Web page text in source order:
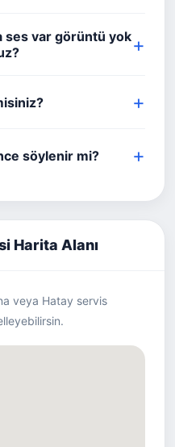
ses var görüntü yok
söylenir mi?
Harita Alanı
veya Hatay servis